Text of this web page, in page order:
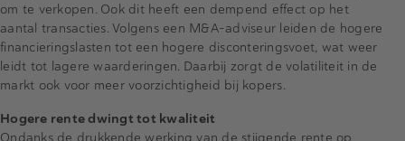
om te verkopen. Ook dit heeft een dempend effect op het
aantal transacties. Volgens een M&A-adviseur leiden de hogere
financieringslasten tot een hogere disconteringsvoet, wat weer
leidt tot lagere waarderingen. Daarbij zorgt de volatiliteit in de
markt ook voor meer voorzichtigheid bij kopers.
Hogere rente dwingt tot kwaliteit
Ondanks de drukkende werking van de stijgende rente op